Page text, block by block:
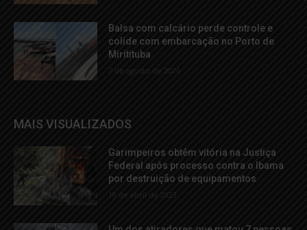
Balsa com calcário perde controle e
colide com embarcação no Porto de
Miritituba
7 de agosto de 2026
MAIS VISUALIZADOS
Garimpeiros obtêm vitória na Justiça
Federal após processo contra o Ibama
por destruição de equipamentos
19 de abril de 2023